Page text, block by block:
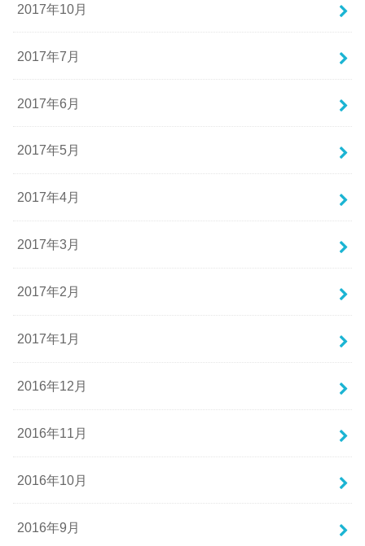
2017年10月
2017年7月
2017年6月
2017年5月
2017年4月
2017年3月
2017年2月
2017年1月
2016年12月
2016年11月
2016年10月
2016年9月